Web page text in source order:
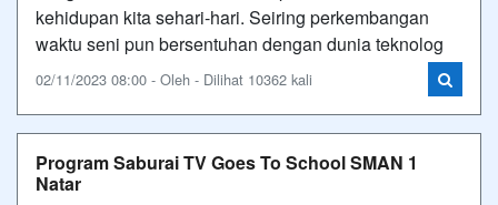
kehidupan kita sehari-hari. Seiring perkembangan
waktu seni pun bersentuhan dengan dunia teknolog
02/11/2023 08:00 - Oleh - Dilihat 10362 kali
Program Saburai TV Goes To School SMAN 1
Natar